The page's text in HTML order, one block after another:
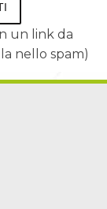
un link da
nello spam)